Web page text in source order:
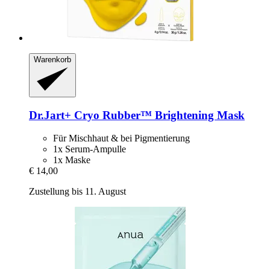
Warenkorb
Dr.Jart+ Cryo Rubber™ Brightening Mask
Für Mischhaut & bei Pigmentierung
1x Serum-Ampulle
1x Maske
€ 14,00
Zustellung bis 11. August